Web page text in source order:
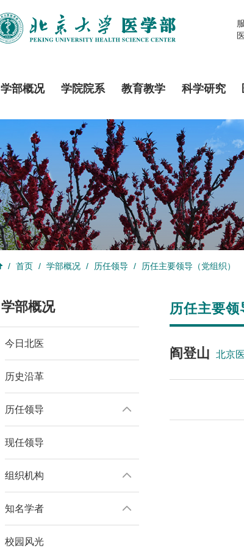
学部概况 学院院系 教育教学 科学研究
/ 首页 / 学部概况 / 历任领导 / 历任主要领导（党组织）
学部概况
今日北医
历史沿革
历任领导
现任领导
组织机构
知名学者
校园风光
历任主要领
阎登山 北京